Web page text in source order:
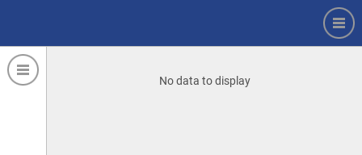
No data to display